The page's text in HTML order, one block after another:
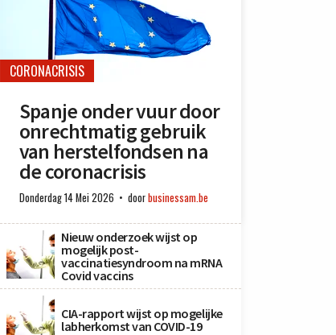
CORONACRISIS
Spanje onder vuur door
onrechtmatig gebruik
van herstelfondsen na
de coronacrisis
Donderdag 14 Mei 2026 doorbusinessam.be
Nieuw onderzoek wijst op
mogelijk post-
vaccinatiesyndroom na mRNA
Covid vaccins
CIA-rapport wijst op mogelijke
labherkomst van COVID-19